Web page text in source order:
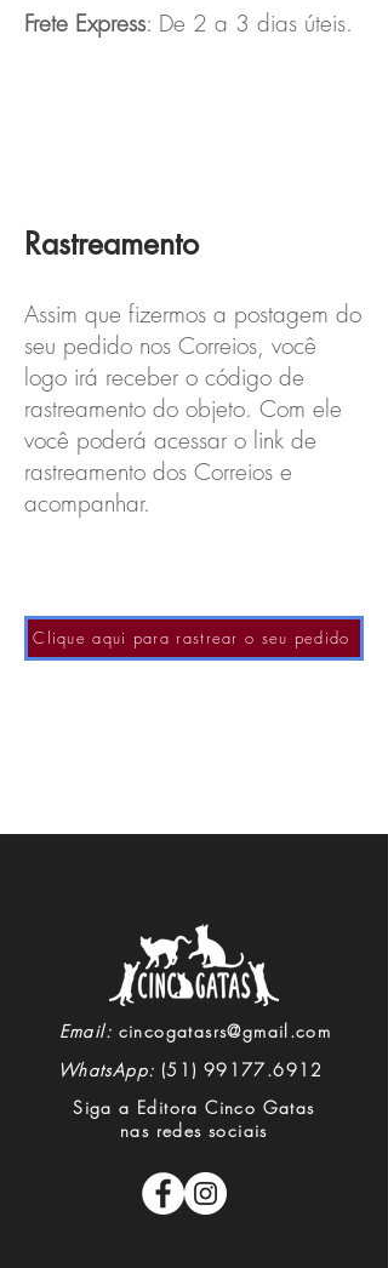
Frete Express: De 2 a 3 dias úteis.
Rastreamento
Assim que fizermos a postagem do
seu pedido nos Correios, você
logo irá receber o código de
rastreamento do objeto. Com ele
você poderá acessar o link de
rastreamento dos Correios e
acompanhar.
Clique aqui para rastrear o seu pedido
Email: cincogatasrs@gmail.com
WhatsApp: (51) 99177.6912
Siga a Editora Cinco Gatas
nas redes sociais